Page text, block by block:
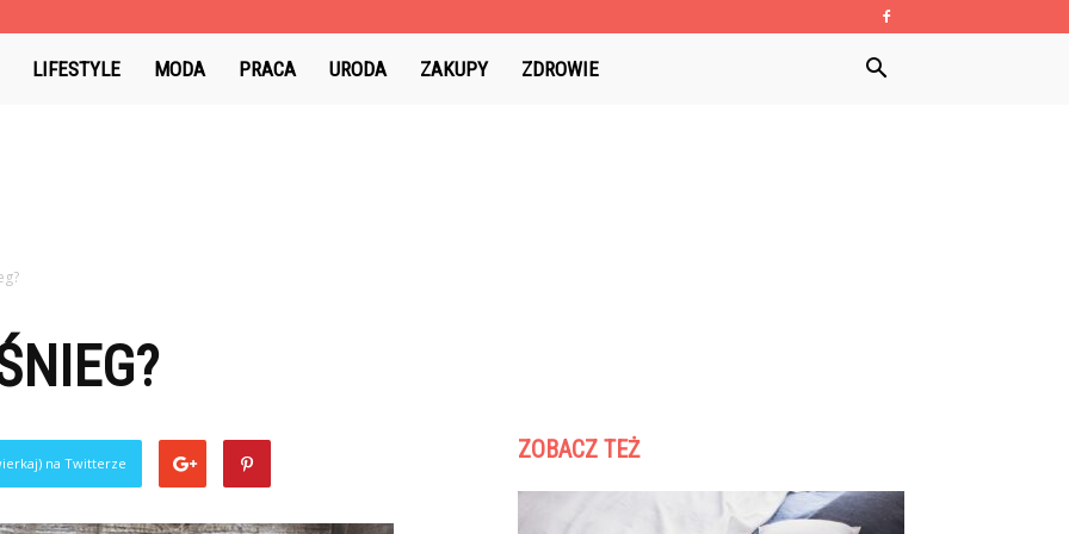
LIFESTYLE MODA PRACA URODA ZAKUPY ZDROWIE
na Twitterze ZOBACZ TEŻ